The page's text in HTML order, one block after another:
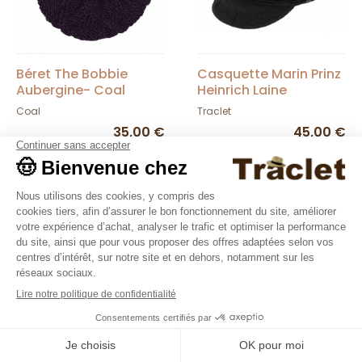
Béret The Bobbie
Aubergine- Coal
Coal
35,00 €
Casquette Marin Prinz
Heinrich Laine
Anthracite - Traclet
Traclet
45,00 €
Bonnet The Yukon
Nouveautés
Casquette Snapback